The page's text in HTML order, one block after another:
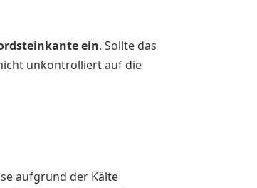
ein. Sollte das
unkontrolliert auf die
aufgrund der Kälte